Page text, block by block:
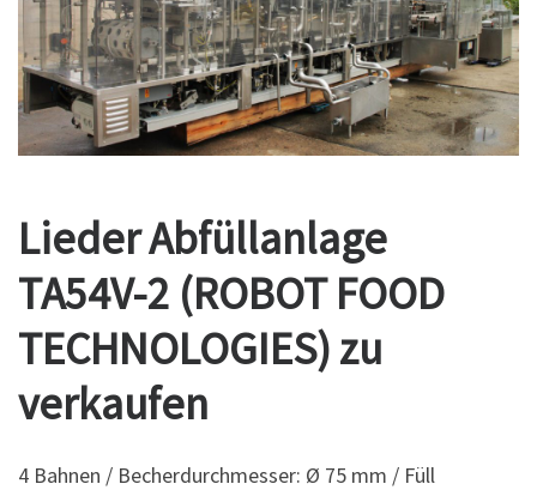
Lieder Abfüllanlage
TA54V-2 (ROBOT FOOD
TECHNOLOGIES) zu
verkaufen
4 Bahnen / Becherdurchmesser: Ø 75 mm / Füll